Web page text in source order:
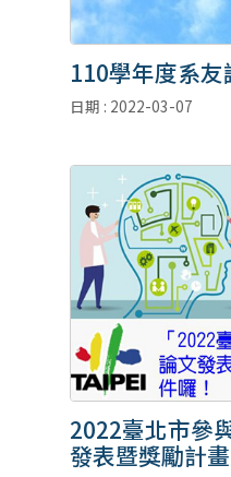
110學年度系
日期 : 2022-03-07
2022臺北市參
發表暨獎勵計畫